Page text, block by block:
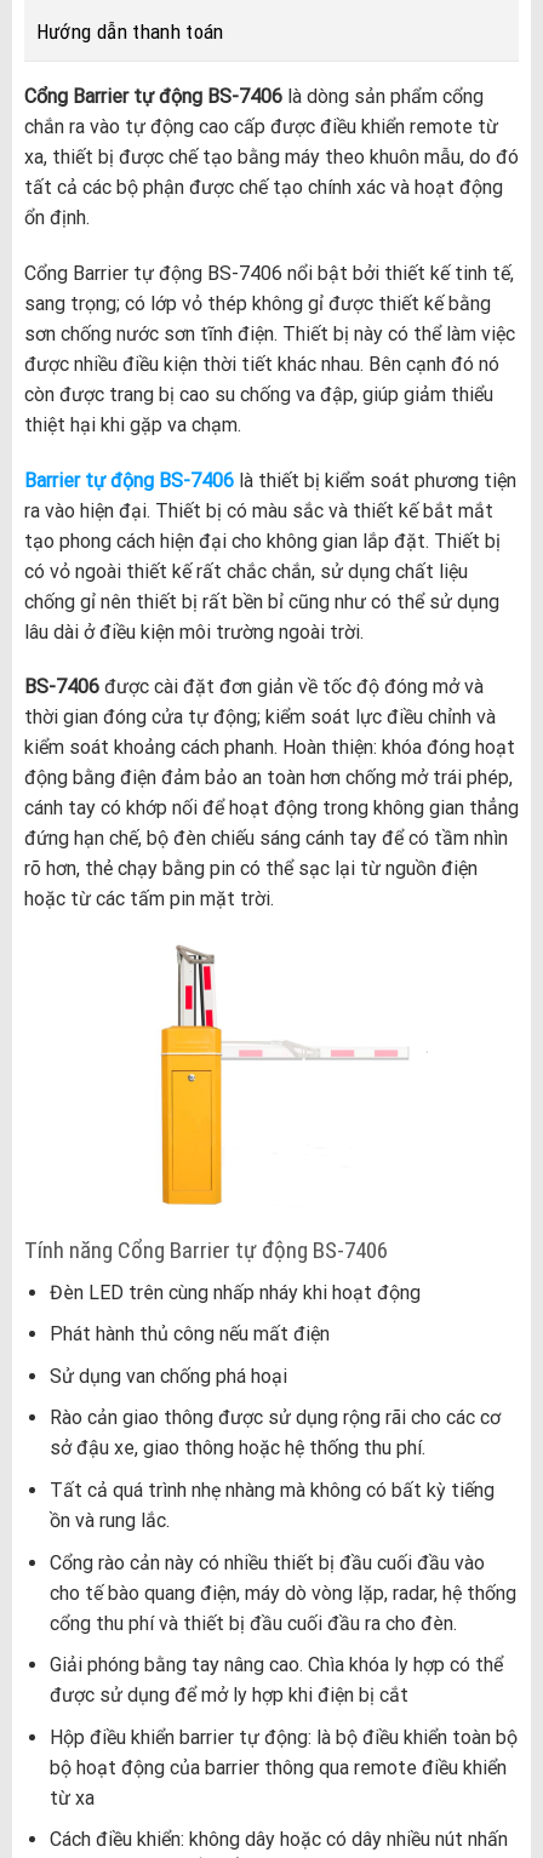
Hướng dẫn thanh toán
Cổng Barrier tự động BS-7406 là dòng sản phẩm cổng
chắn ra vào tự động cao cấp được điều khiển remote từ
xa, thiết bị được chế tạo bằng máy theo khuôn mẫu, do đó
tất cả các bộ phận được chế tạo chính xác và hoạt động
ổn định.
Cổng Barrier tự động BS-7406 nổi bật bởi thiết kế tinh tế,
sang trọng; có lớp vỏ thép không gỉ được thiết kế bằng
sơn chống nước sơn tĩnh điện. Thiết bị này có thể làm việc
được nhiều điều kiện thời tiết khác nhau. Bên cạnh đó nó
còn được trang bị cao su chống va đập, giúp giảm thiểu
thiệt hại khi gặp va chạm.
Barrier tự động BS-7406 là thiết bị kiểm soát phương tiện
ra vào hiện đại. Thiết bị có màu sắc và thiết kế bắt mắt
tạo phong cách hiện đại cho không gian lắp đặt. Thiết bị
có vỏ ngoài thiết kế rất chắc chắn, sử dụng chất liệu
chống gỉ nên thiết bị rất bền bỉ cũng như có thể sử dụng
lâu dài ở điều kiện môi trường ngoài trời.
BS-7406được cài đặt đơn giản về tốc độ đóng mở và
thời gian đóng cửa tự động; kiểm soát lực điều chỉnh và
kiểm soát khoảng cách phanh. Hoàn thiện: khóa đóng hoạt
động bằng điện đảm bảo an toàn hơn chống mở trái phép,
cánh tay có khớp nối để hoạt động trong không gian thẳng
đứng hạn chế, bộ đèn chiếu sáng cánh tay để có tầm nhìn
rõ hơn, thẻ chạy bằng pin có thể sạc lại từ nguồn điện
hoặc từ các tấm pin mặt trời.
Tính năng Cổng Barrier tự động BS-7406
Đèn LED trên cùng nhấp nháy khi hoạt động
Phát hành thủ công nếu mất điện
Sử dụng van chống phá hoại
Rào cản giao thông được sử dụng rộng rãi cho các cơ
sở đậu xe, giao thông hoặc hệ thống thu phí.
Tất cả quá trình nhẹ nhàng mà không có bất kỳ tiếng
ồn và rung lắc.
Cổng rào cản này có nhiều thiết bị đầu cuối đầu vào
cho tế bào quang điện, máy dò vòng lặp, radar, hệ thống
cổng thu phí và thiết bị đầu cuối đầu ra cho đèn.
Giải phóng bằng tay nâng cao. Chìa khóa ly hợp có thể
được sử dụng để mở ly hợp khi điện bị cắt
Hộp điều khiển barrier tự động: là bộ điều khiển toàn bộ
bộ hoạt động của barrier thông qua remote điều khiển
từ xa
Cách điều khiển: không dây hoặc có dây nhiều nút nhấn